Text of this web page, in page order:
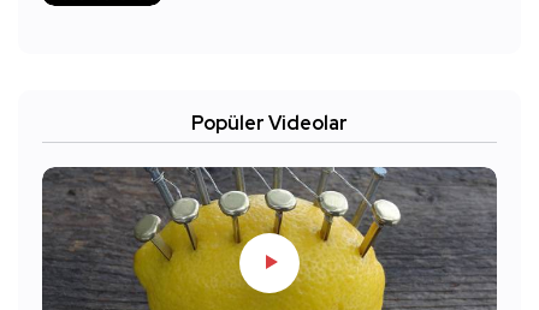
Popüler Videolar